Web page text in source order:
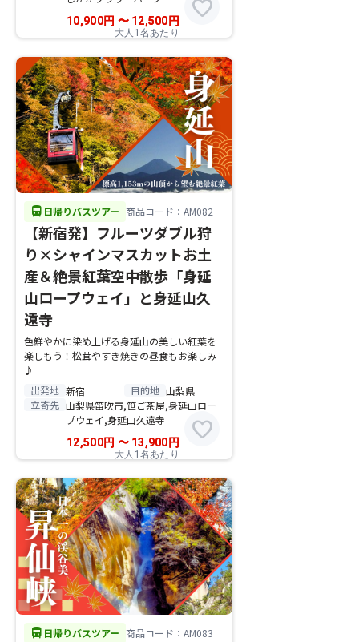
10,900円 〜12,500 円
大人1名あたり
favorite
directions_bus 日帰りバスツアー 商品コード：AM082
【新宿発】フルーツダブル狩
り×シャインマスカットお土
産＆絶景紅葉空中散歩「身延
山ロープウェイ」と身延山久
遠寺
色鮮やかに染め上げる身延山の美しい紅葉を
楽しもう！松茸やすき焼きの昼食もお楽しみ
♪
出発地 新宿 目的地 山梨県
立寄先 山梨県笛吹市,笹ご茶屋,身延山ロー
プウェイ,身延山久遠寺
12,500円 〜13,900 円
大人1名あたり
favorite
directions_bus 日帰りバスツアー 商品コード：AM083